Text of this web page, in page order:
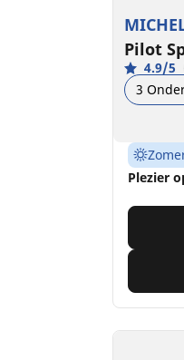
Pilot
4.9/5
3
Plezier